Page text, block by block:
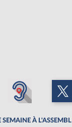
SEMAINE À